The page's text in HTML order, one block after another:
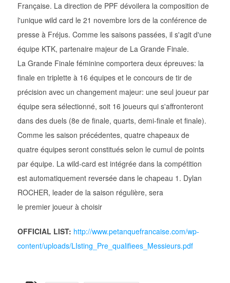
Française. La direction de PPF dévoilera la composition de
l'unique wild card le 21 novembre lors de la conférence de
presse à Fréjus. Comme les saisons passées, il s'agit d'une
équipe KTK, partenaire majeur de La Grande Finale.
La Grande Finale féminine comportera deux épreuves: la
finale en triplette à 16 équipes et le concours de tir de
précision avec un changement majeur: une seul joueur par
équipe sera sélectionné, soit 16 joueurs qui s'affronteront
dans des duels (8e de finale, quarts, demi-finale et finale).
Comme les saison précédentes, quatre chapeaux de
quatre équipes seront constitués selon le cumul de points
par équipe. La wild-card est intégrée dans la compétition
est automatiquement reversée dans le chapeau 1. Dylan
ROCHER, leader de la saison régulière, sera
le premier joueur à choisir
OFFICIAL LIST: http://www.petanquefrancaise.com/wp-
content/uploads/LIsting_Pre_qualifiees_Messieurs.pdf